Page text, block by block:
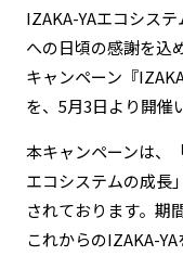
IZAKA-YAエコシス
への日頃の感謝を込
キャンペーン『
を、5月3日より開催
本キャンペーンは、
エコシステムの成長
されております。期
これからのIZAKA-